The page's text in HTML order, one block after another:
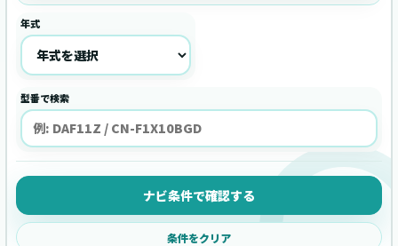
年式
型番で検索
ナビ条件で確認する
条件をクリア